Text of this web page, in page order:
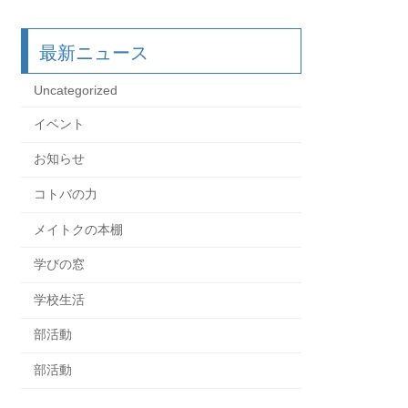
最新ニュース
Uncategorized
イベント
お知らせ
コトバの力
メイトクの本棚
学びの窓
学校生活
部活動
部活動